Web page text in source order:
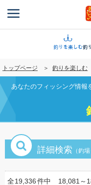
ン
に
移
動
釣りを楽しむ釣
トップページ 釣りを楽しむ
あなたのフィッシング情報
詳細検索 （釣
全19,336件中 18,081～